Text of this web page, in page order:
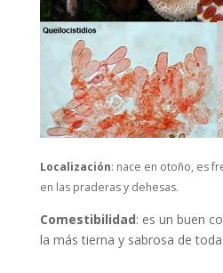
Localización: nace en otoño, es
en las praderas y dehesas.
Comestibilidad: es un buen
la más tierna y sabrosa de